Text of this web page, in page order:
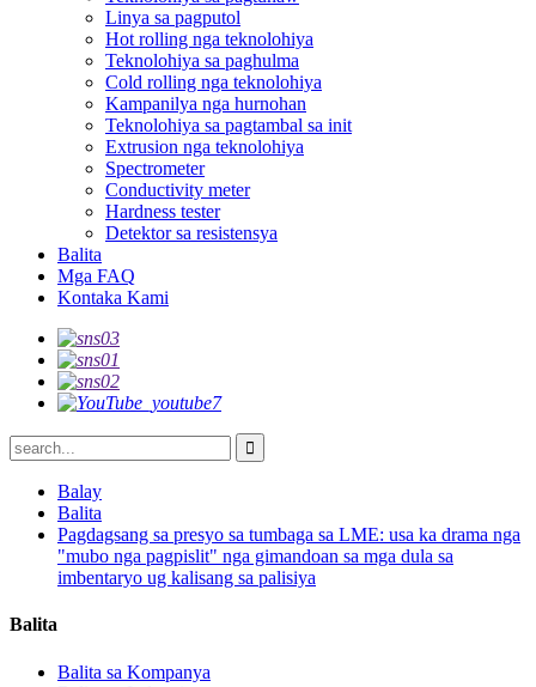
Linya sa pagputol
Hot rolling nga teknolohiya
Teknolohiya sa paghulma
Cold rolling nga teknolohiya
Kampanilya nga hurnohan
Teknolohiya sa pagtambal sa init
Extrusion nga teknolohiya
Spectrometer
Conductivity meter
Hardness tester
Detektor sa resistensya
Balita
Mga FAQ
Kontaka Kami
Balay
Balita
Pagdagsang sa presyo sa tumbaga sa LME: usa ka drama nga
"mubo nga pagpislit" nga gimandoan sa mga dula sa
imbentaryo ug kalisang sa palisiya
Balita
Balita sa Kompanya